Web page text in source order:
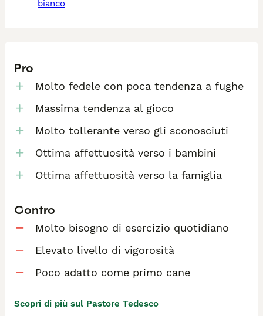
bianco
Pro
Molto fedele con poca tendenza a fughe
Massima tendenza al gioco
Molto tollerante verso gli sconosciuti
Ottima affettuosità verso i bambini
Ottima affettuosità verso la famiglia
Contro
Molto bisogno di esercizio quotidiano
Elevato livello di vigorosità
Poco adatto come primo cane
Scopri di più sul Pastore Tedesco